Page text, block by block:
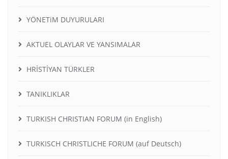
YÖNETiM DUYURULARI
AKTUEL OLAYLAR VE YANSIMALAR
HRİSTİYAN TÜRKLER
TANIKLIKLAR
TURKISH CHRISTIAN FORUM (in English)
TURKISCH CHRISTLICHE FORUM (auf Deutsch)